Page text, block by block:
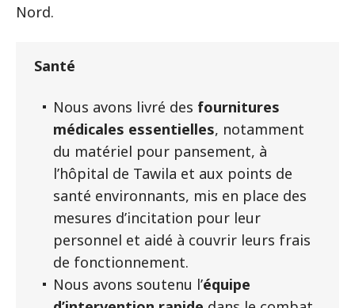
Nord.
Santé
Nous avons livré des fournitures
médicales essentielles, notamment
du matériel pour pansement, à
l’hôpital de Tawila et aux points de
santé environnants, mis en place des
mesures d’incitation pour leur
personnel et aidé à couvrir leurs frais
de fonctionnement.
Nous avons soutenu l’équipe